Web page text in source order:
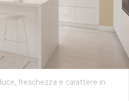
freschezza e carattere in